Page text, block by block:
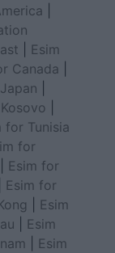
Esim
Canada
for Tunisia
for
Esim for
Esim for
Esim
Esim
Esim